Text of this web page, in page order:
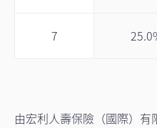
7
由宏利人壽保險（國際）有